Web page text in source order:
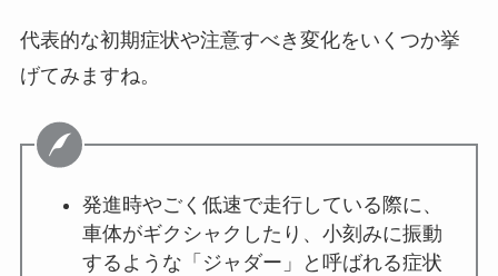
代表的な初期症状や注意すべき変化をいくつか挙
げてみますね。
発進時やごく低速で走行している際に、
車体がギクシャクしたり、小刻みに振動
するような「ジャダー」と呼ばれる症状